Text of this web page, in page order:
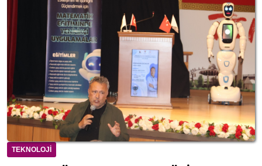
TEKNOLOJI